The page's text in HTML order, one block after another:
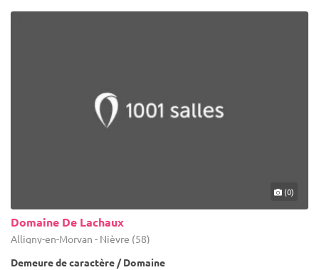
(0)
Domaine De Lachaux
Alligny-en-Morvan - Nièvre (58)
Demeure de caractère / Domaine